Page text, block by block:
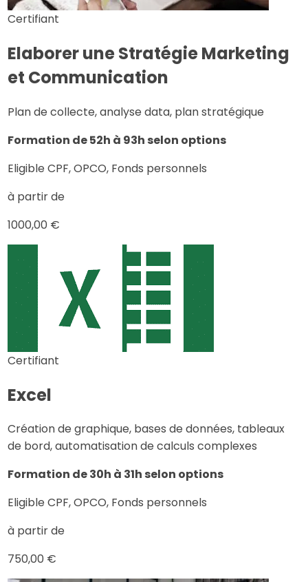
Certifiant
Elaborer une Stratégie Marketing
et Communication
Plan de collecte, analyse data, plan stratégique
Formation de 52h à 93h selon options
Eligible CPF, OPCO, Fonds personnels
à partir de
1000,00 €
Certifiant
Excel
Création de graphique, bases de données, tableaux
de bord, automatisation de calculs complexes
Formation de 30h à 31h selon options
Eligible CPF, OPCO, Fonds personnels
à partir de
750,00 €